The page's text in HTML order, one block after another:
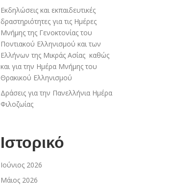
Εκδηλώσεις και εκπαιδευτικές
δραστηριότητες για τις Ημέρες
Μνήμης της Γενοκτονίας του
Ποντιακού Ελληνισμού και των
Ελλήνων της Μικράς Ασίας καθώς
και για την Ημέρα Μνήμης του
Θρακικού Ελληνισμού
Δράσεις για την Πανελλήνια Ημέρα
Φιλοζωίας
Ιστορικό
Ιούνιος 2026
Μάιος 2026